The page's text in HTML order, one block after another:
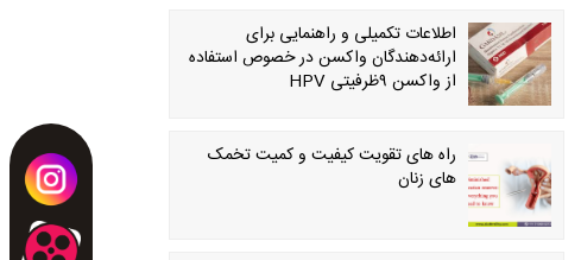
اطلاعات تکمیلی و راهنمایی برای
ارائه‌دهندگان واکسن در خصوص استفاده
از واکسن ۹‌ظرفیتی HPV
راه های تقویت کیفیت و کمیت تخمک
های زنان